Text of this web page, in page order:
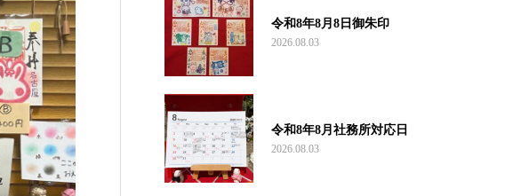
令和8年8月8日御朱印
2026.08.03
令和8年8月社務所対応日
2026.08.03